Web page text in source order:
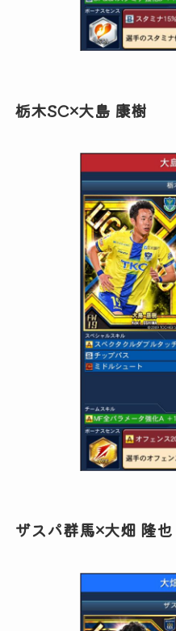
栃木SC×大島 康樹
ザスパ群馬×大畑 隆也